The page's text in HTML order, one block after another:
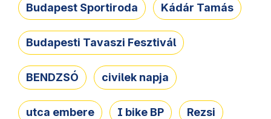
Budapest Sportiroda Kádár Tamás
Budapesti Tavaszi Fesztivál
BENDZSÓ civilek napja
utca embere I bike BP Rezsi